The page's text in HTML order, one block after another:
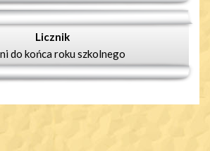
Licznik
do końca roku szkolnego